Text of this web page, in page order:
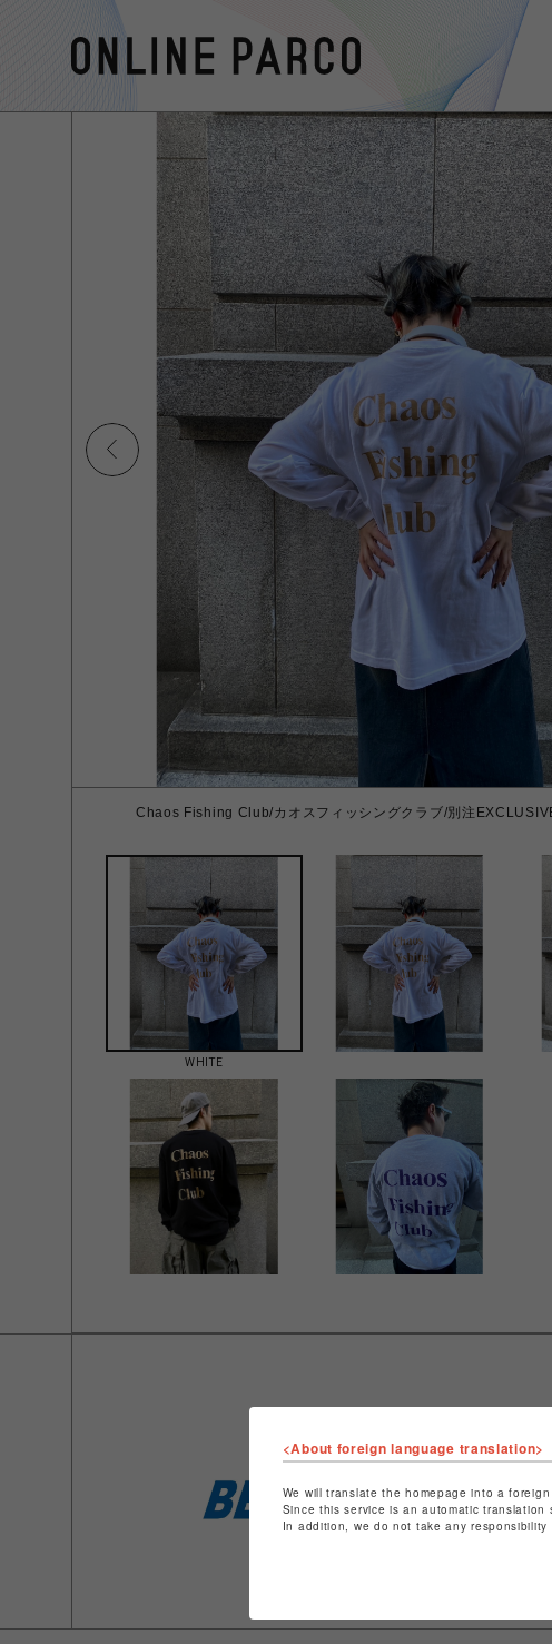
Chaos Fishing Club/カオスフィッシングクラブ/別注
WHITE
ショップ
特定商
ショッ
<About foreign language translation>
We will translate the homepage into a
Since this service is an automatic
In addition, we do not take any